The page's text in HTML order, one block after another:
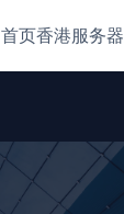
首页香港服务器